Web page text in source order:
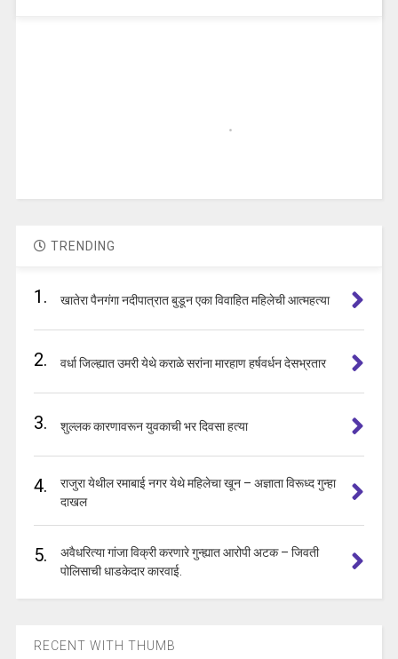
TRENDING
1. खातेरा पैनगंगा नदीपात्रात बुडून एका विवाहित महिलेची आत्महत्या
2. वर्धा जिल्ह्यात उमरी येथे कराळे सरांना मारहाण हर्षवर्धन देसभ्रतार
3. शुल्लक कारणावरून युवकाची भर दिवसा हत्या
4.
राजुरा येथील रमाबाई नगर येथे महिलेचा खून – अज्ञाता विरूध्द गुन्हा
दाखल
5.
अवैधरित्या गांजा विक्री करणारे गुन्ह्यात आरोपी अटक – जिवती
पोलिसाची धाडकेदार कारवाई.
RECENT WITH THUMB